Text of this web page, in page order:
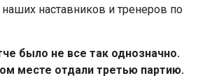
наших наставников и тренеров по
было не все так однозначно.
месте отдали третью партию.